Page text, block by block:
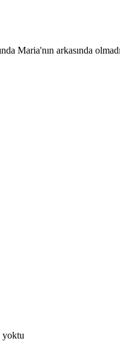
Maria'nın arkasında
yoktu